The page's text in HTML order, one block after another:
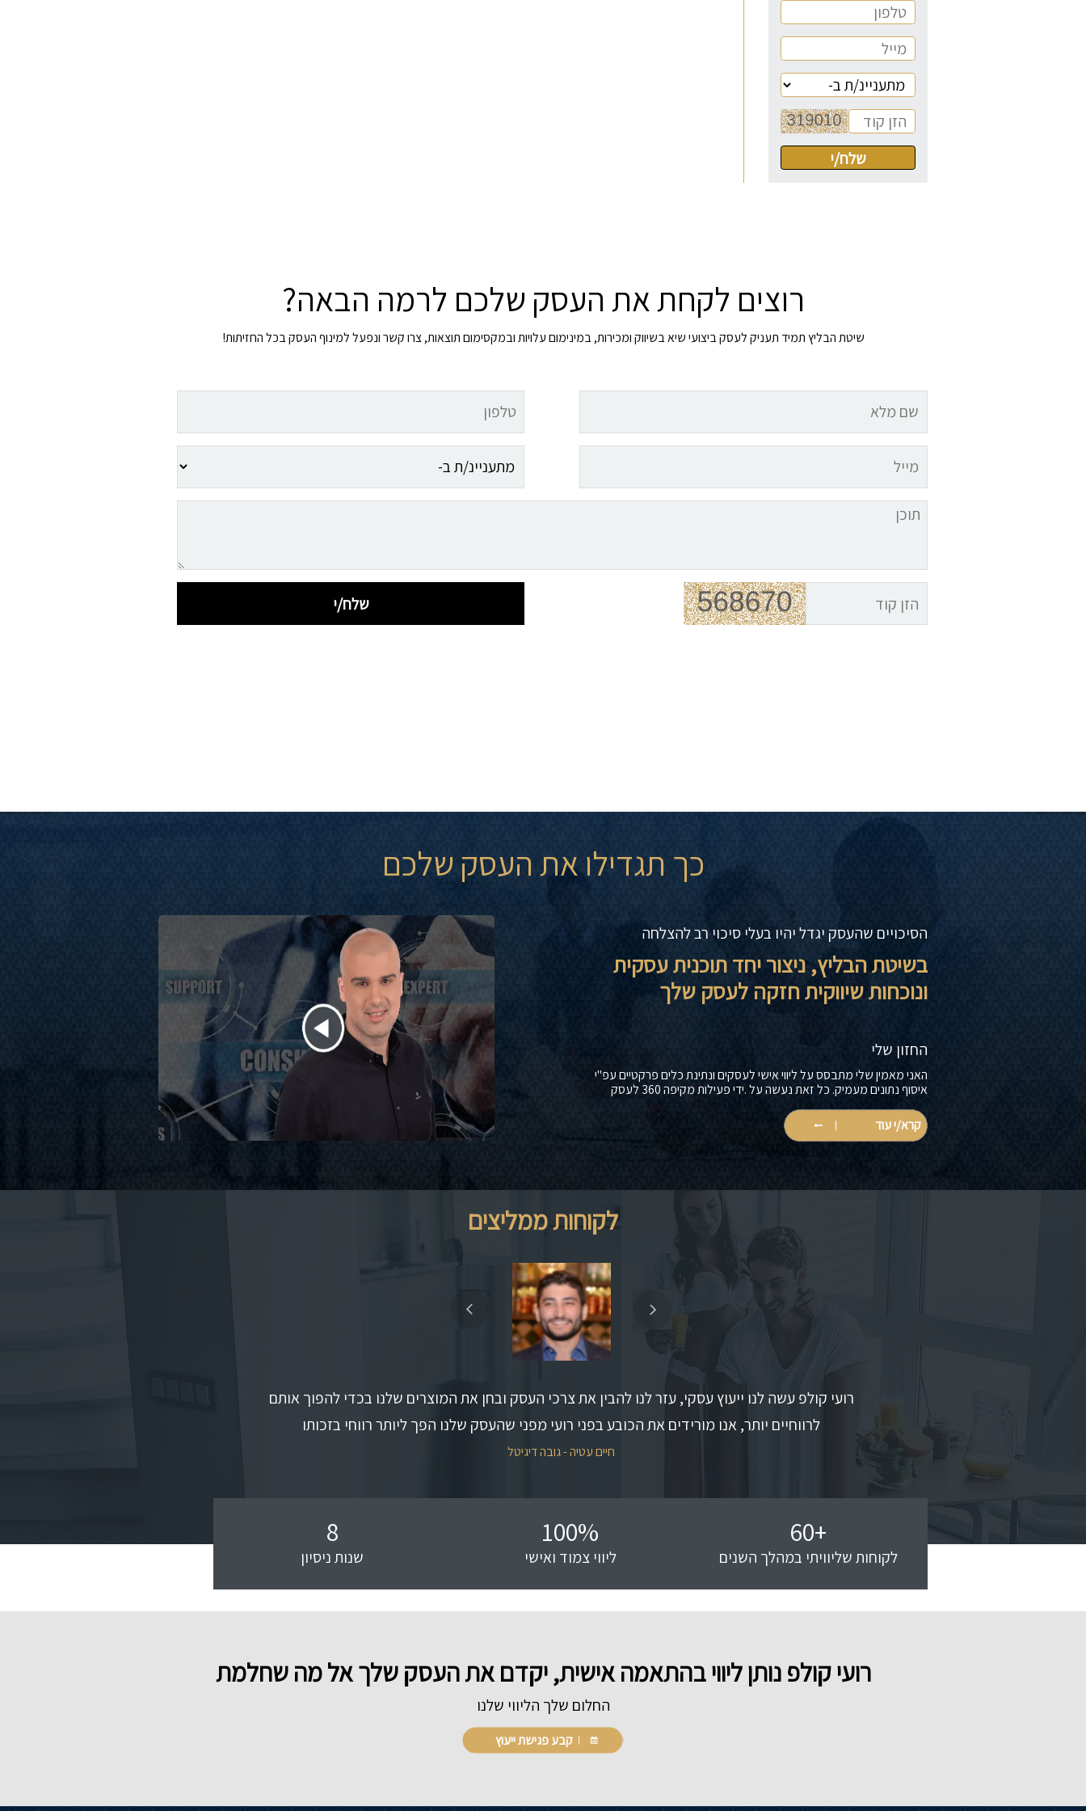
רוצים לקחת את העסק שלכם לרמה הבאה?
שיטת הבליץ תמיד תעניק לעסק ביצועי שיא בשיווק ומכירות, במינימום עלויות ובמקסימום תוצאות, צרו קשר ונפעל למינוף העסק בכל החזיתות!
כך תגדילו את העסק שלכם
הסיכויים שהעסק יגדל יהיו בעלי סיכוי רב להצלחה
בשיטת הבליץ, ניצור יחד תוכנית עסקית
ונוכחות שיווקית חזקה לעסק שלך
החזון שלי
האני מאמין שלי מתבסס על ליווי אישי לעסקים ונתינת כלים פרקטיים עפ"י
איסוף נתונים מעמיק. כל זאת נעשה על .ידי פעילות מקיפה 360 לעסק
קרא/י עוד
לקוחות ממליצים
רועי קולפ עשה לנו ייעוץ עסקי, עזר לנו להבין את צרכי העסק ובחן את המוצרים שלנו בכדי להפוך אותם
לרווחיים יותר, אנו מורידים את הכובע בפני רועי מפני שהעסק שלנו הפך ליותר רווחי בזכותו
חיים עטיה - גובה דיגיטל
+
60
לקוחות שליוויתי במהלך השנים
%
100
ליווי צמוד ואישי
8
שנות ניסיון
רועי קולפ נותן ליווי בהתאמה אישית, יקדם את העסק שלך אל מה שחלמת
החלום שלך הליווי שלנו
קבע פגישת ייעוץ